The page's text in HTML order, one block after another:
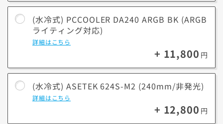
デメリッ
空冷に比べてパーツが多くコストが高くなります。
※冷却性能について使用環境によって異なる場合がございます。
※冷却ファンはLED対応/非対応がございます。選択の際に商品名をご
確認下さい。
(水冷式) PCCOOLER DA240 ARGB BK (ARGB
ライティング対応)
詳細はこちら
+ 11,800 円
(水冷式) ASETEK 624S-M2 (240mm/非発光)
詳細はこちら
+ 12,800 円